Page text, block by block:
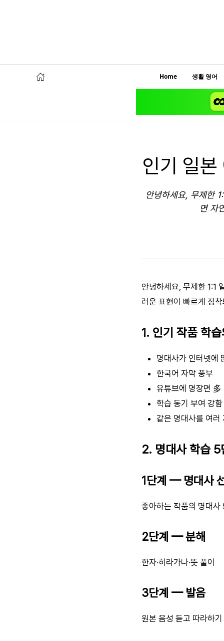
Home 생활 영어
인기 일
안녕하세요, 무제한
면 자
안녕하세요, 무제한 1:1
러운 표현이 빠르게 정
1. 인기 작품 학
명대사가 인터넷에
한국어 자막 풍부
유튜브에 명장면 多
학습 동기 부여 강함
같은 명대사를 여러
2. 명대사 학습 5
1단계 — 명대사
좋아하는 작품의 명대사
2단계 — 분해
한자·히라가나·뜻 풀이
3단계 — 발음
원본 음성 듣고 따라하기